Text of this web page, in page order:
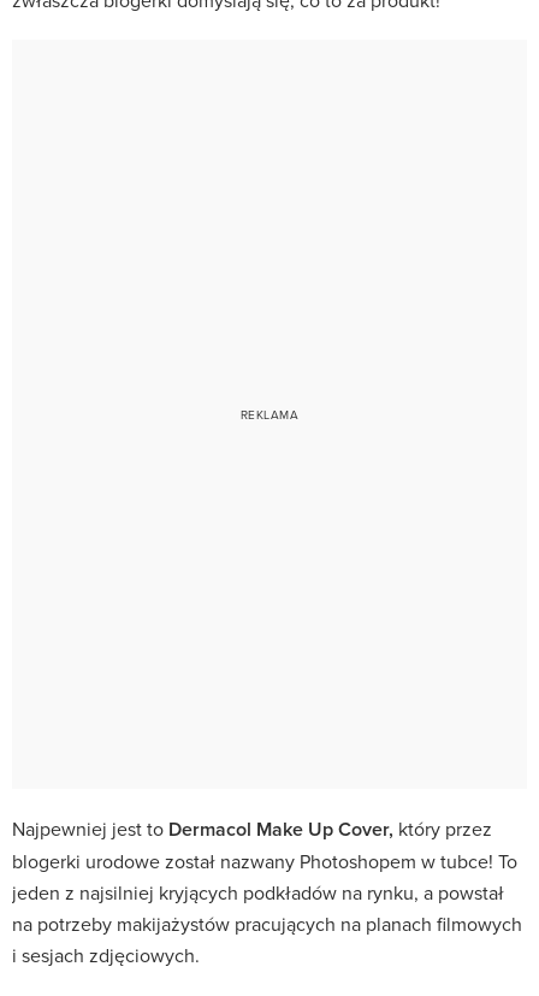
Najpewniej jest to Dermacol Make Up Cover, który przez
blogerki urodowe został nazwany Photoshopem w tubce! To
jeden z najsilniej kryjących podkładów na rynku, a powstał
na potrzeby makijażystów pracujących na planach filmowych
i sesjach zdjęciowych.